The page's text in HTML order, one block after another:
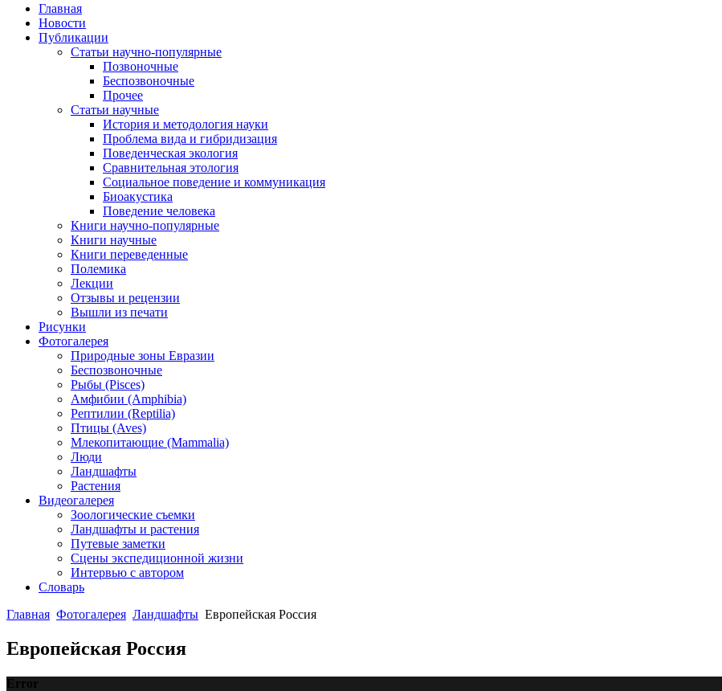
Главная
Новости
Публикации
Статьи научно-популярные
Позвоночные
Беспозвоночные
Прочее
Статьи научные
История и методология науки
Проблема вида и гибридизация
Поведенческая экология
Сравнительная этология
Социальное поведение и коммуникация
Биоакустика
Поведение человека
Книги научно-популярные
Книги научные
Книги переведенные
Полемика
Лекции
Отзывы и рецензии
Вышли из печати
Рисунки
Фотогалерея
Природные зоны Евразии
Беспозвоночные
Рыбы (Pisces)
Амфибии (Amphibia)
Рептилии (Reptilia)
Птицы (Aves)
Млекопитающие (Mammalia)
Люди
Ландшафты
Растения
Видеогалерея
Зоологические съемки
Ландшафты и растения
Путевые заметки
Сцены экспедиционной жизни
Интервью с автором
Словарь
Главная Фотогалерея Ландшафты Европейская Россия
Европейская Россия
Error